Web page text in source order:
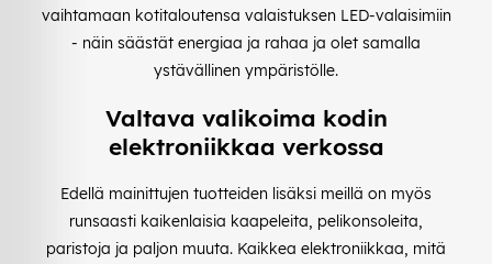
vaihtamaan kotitaloutensa valaistuksen LED-valaisimiin
- näin säästät energiaa ja rahaa ja olet samalla
ystävällinen ympäristölle.
Valtava valikoima kodin
elektroniikkaa verkossa
Edellä mainittujen tuotteiden lisäksi meillä on myös
runsaasti kaikenlaisia kaapeleita, pelikonsoleita,
paristoja ja paljon muuta. Kaikkea elektroniikkaa, mitä